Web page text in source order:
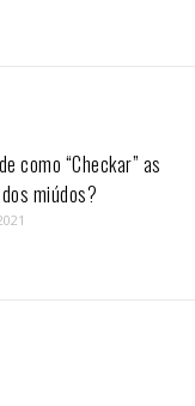
como “Checkar” as
miúdos?